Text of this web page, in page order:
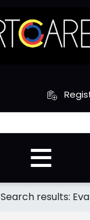
Search results: